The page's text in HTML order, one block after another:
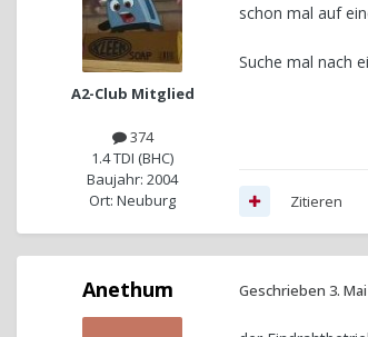
A2-Club Mitglied
374
1.4 TDI (BHC)
Baujahr: 2004
Ort: Neuburg
schon mal auf
Suche mal nach
Zitieren
Anethum Geschrieben 3.